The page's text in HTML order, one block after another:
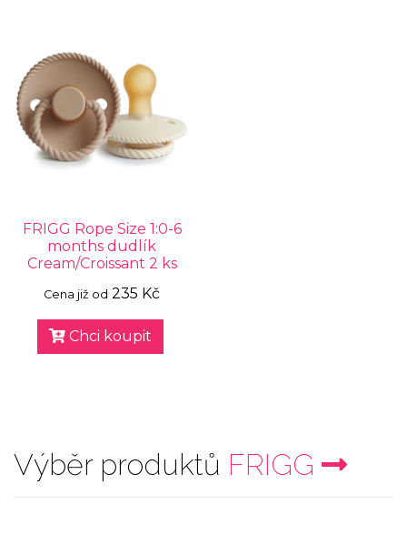
FRIGG Rope Size 1:0-6
months dudlík
Cream/Croissant 2 ks
Cena již od 235 Kč
Chci koupit
Výběr produktů FRIGG